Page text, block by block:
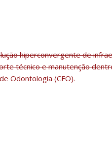
hiperconvergente de
técnico e manutenção
Odontologia (CFO).